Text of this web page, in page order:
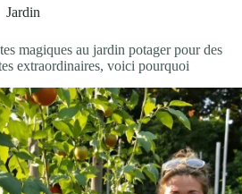
Jardin
magiques au jardin potager pour des
extraordinaires, voici pourquoi